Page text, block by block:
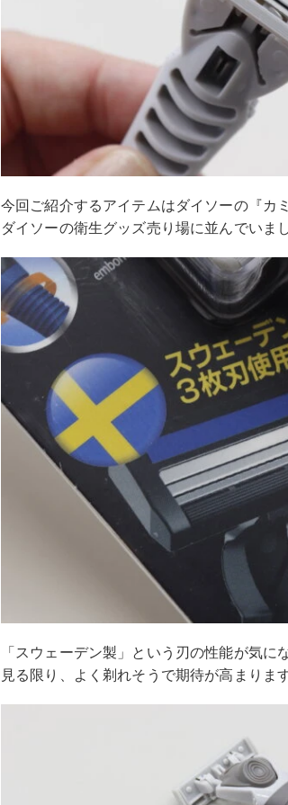
今回ご紹介するアイテムはダイソーの『カ
ダイソーの衛生グッズ売り場に並んでいまし
「スウェーデン製」という刃の性能が気
見る限り、よく剃れそうで期待が高まりま